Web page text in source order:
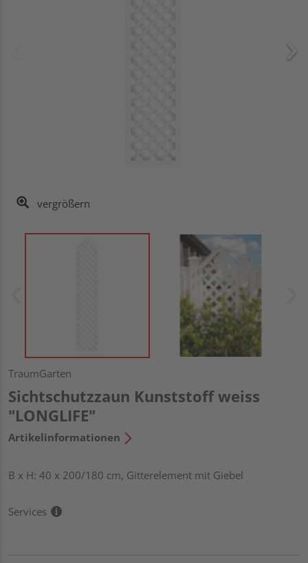
vergrößern
TraumGarten
Sichtschutzzaun Kunststoff weiss
"LONGLIFE"
Artikelinformationen
B x H: 40 x 200/180 cm, Gitterelement mit Giebel
Services